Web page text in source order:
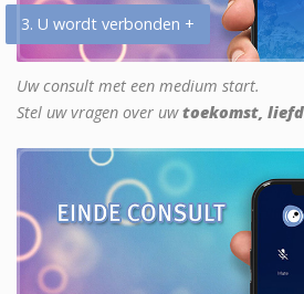
3. U wordt verbonden +
Uw consult met een medium start.
Stel uw vragen over uwtoekomst,